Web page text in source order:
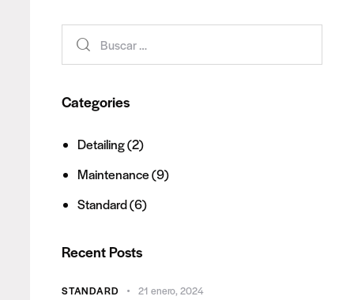
Categories
Detailing(2)
Maintenance(9)
Standard(6)
Recent Posts
STANDARD 21 enero, 2024